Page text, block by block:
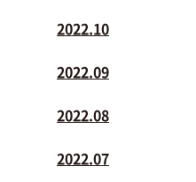
2022.10
2022.09
2022.08
2022.07